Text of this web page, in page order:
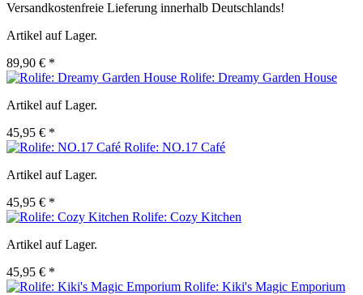
Versandkostenfreie Lieferung innerhalb Deutschlands!
Artikel auf Lager.
89,90 € *
Rolife: Dreamy Garden House
Artikel auf Lager.
45,95 € *
Rolife: NO.17 Café
Artikel auf Lager.
45,95 € *
Rolife: Cozy Kitchen
Artikel auf Lager.
45,95 € *
Rolife: Kiki's Magic Emporium